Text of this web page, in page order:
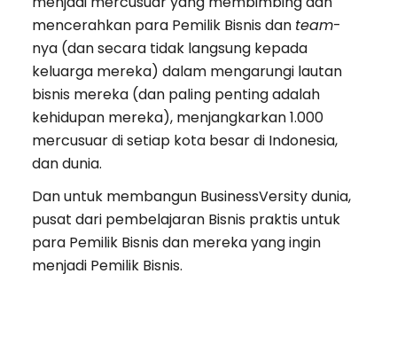
mencerahkan para Pemilik Bisnis dan team-
nya (dan secara tidak langsung kepada
keluarga mereka) dalam mengarungi lautan
bisnis mereka (dan paling penting adalah
kehidupan mereka), menjangkarkan 1.000
mercusuar di setiap kota besar di Indonesia,
dan dunia.
Dan untuk membangun BusinessVersity dunia,
pusat dari pembelajaran Bisnis praktis untuk
para Pemilik Bisnis dan mereka yang ingin
menjadi Pemilik Bisnis.